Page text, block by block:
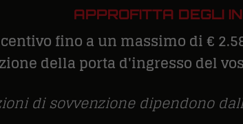
APPROFITTA DEGLI
fino a un massimo di €
della porta d'ingresso del
di sovvenzione dipendono